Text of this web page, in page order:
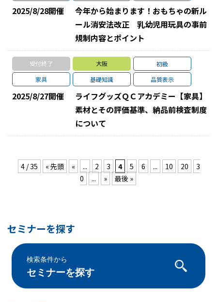
セミナーを探す
検索条件から
セミナーを探す
2025/8/28開催
今年から始まります！おもちゃの新ル
ール消安法改正 乳幼児用玩具の事前
規制内容とポイント
受付終了 大阪
初級
家具
基礎知識 品質表示
2025/8/27開催
ライフグッズＱＣアカデミー【家具】
素材とその評価基準、納品前検査制度
について
4 / 35 « 先頭 « ... 2 3 4 5 6 ... 10 20
3
0
... » 最後 »